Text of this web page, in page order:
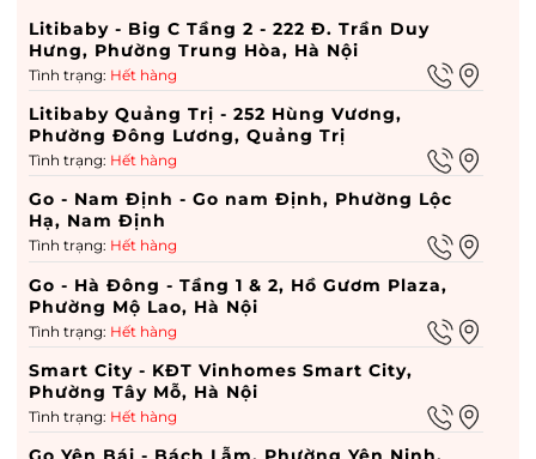
Litibaby - Big C Tầng 2 - 222 Đ. Trần Duy
Hưng, Phường Trung Hòa, Hà Nội
Tình trạng: Hết hàng
Litibaby Quảng Trị - 252 Hùng Vương,
Phường Đông Lương, Quảng Trị
Tình trạng: Hết hàng
Go - Nam Định - Go nam Định, Phường Lộc
Hạ, Nam Định
Tình trạng: Hết hàng
Go - Hà Đông - Tầng 1 & 2, Hồ Gươm Plaza,
Phường Mộ Lao, Hà Nội
Tình trạng: Hết hàng
Smart City - KĐT Vinhomes Smart City,
Phường Tây Mỗ, Hà Nội
Tình trạng: Hết hàng